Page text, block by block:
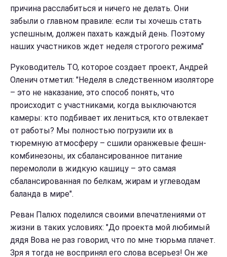
причина расслабиться и ничего не делать. Они
забыли о главном правиле: если ты хочешь стать
успешным, должен пахать каждый день. Поэтому
наших участников ждет неделя строгого режима"
Руководитель ТО, которое создает проект, Андрей
Оленич отметил: "Неделя в следственном изоляторе
– это не наказание, это способ понять, что
происходит с участниками, когда выключаются
камеры: кто подбивает их лениться, кто отвлекает
от работы? Мы полностью погрузили их в
тюремную атмосферу – сшили оранжевые фешн-
комбинезоны, их сбалансированное питание
перемололи в жидкую кашицу – это самая
сбалансированная по белкам, жирам и углеводам
баланда в мире".
Реван Палюх поделился своими впечатлениями от
жизни в таких условиях: "До проекта мой любимый
дядя Вова не раз говорил, что по мне тюрьма плачет.
Зря я тогда не воспринял его слова всерьез! Он же